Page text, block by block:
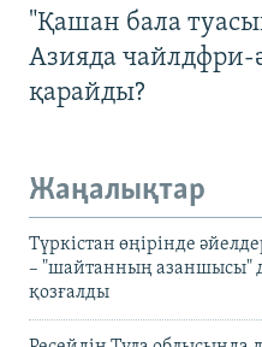
"Қашан бала
Азияда чайлдфри-
қарайды?
Жаңалықтар
Түркістан өңірінде
– "шайтанның азаншысы"
қозғалды